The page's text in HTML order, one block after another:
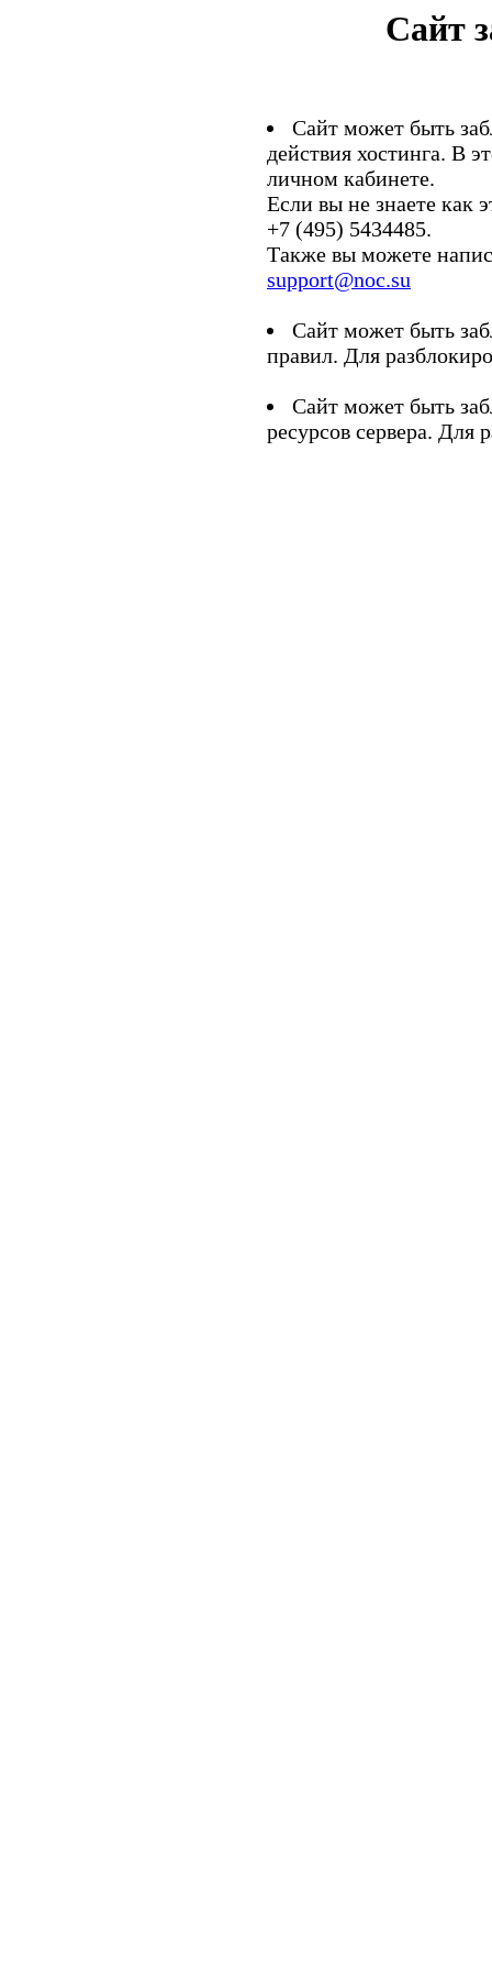
Сайт
Сайт может быть
действия хостинга. В
личном кабинете.
Если вы не знаете как
+7 (495) 5434485.
Также вы можете
support@noc.su
Сайт может быть
правил. Для
Сайт может быть
ресурсов сервера. Для